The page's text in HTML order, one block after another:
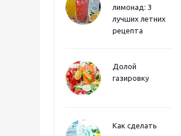
лимонад: 3
лучших летних
рецепта
Долой
газировку
Как сделать